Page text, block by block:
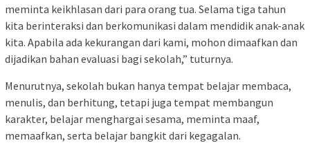
meminta keikhlasan dari para orang tua. Selama tiga tahun
kita berinteraksi dan berkomunikasi dalam mendidik anak-anak
kita. Apabila ada kekurangan dari kami, mohon dimaafkan dan
dijadikan bahan evaluasi bagi sekolah,” tuturnya.
Menurutnya, sekolah bukan hanya tempat belajar membaca,
menulis, dan berhitung, tetapi juga tempat membangun
karakter, belajar menghargai sesama, meminta maaf,
memaafkan, serta belajar bangkit dari kegagalan.